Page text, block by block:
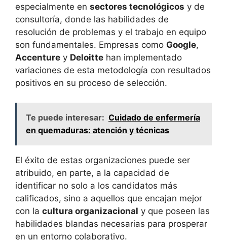
especialmente en sectores tecnológicos y de
consultoría, donde las habilidades de
resolución de problemas y el trabajo en equipo
son fundamentales. Empresas como Google,
Accenture y Deloitte han implementado
variaciones de esta metodología con resultados
positivos en su proceso de selección.
Te puede interesar: Cuidado de enfermería
en quemaduras: atención y técnicas
El éxito de estas organizaciones puede ser
atribuido, en parte, a la capacidad de
identificar no solo a los candidatos más
calificados, sino a aquellos que encajan mejor
con la cultura organizacional y que poseen las
habilidades blandas necesarias para prosperar
en un entorno colaborativo.